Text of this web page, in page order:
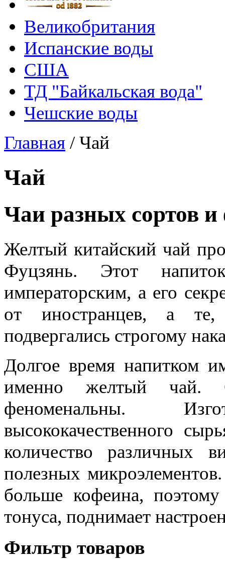
Великобритания
Испанские воды
США
ТД "Байкальская вода"
Чешские воды
Главная /Чай
Чай
Чаи разных сортов и
Желтый китайский чай
Фуцзянь. Этот
императорским, а его
от иностранцев, а
подвергались строгому
Долгое время напитком
именно желтый чай.
феноменальны.
высококачественного
количество различных
полезных
больше кофеина,
тонуса, поднимает
Фильтр товаров